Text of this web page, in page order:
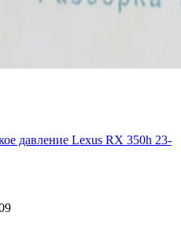
давление Lexus RX 350h 23-